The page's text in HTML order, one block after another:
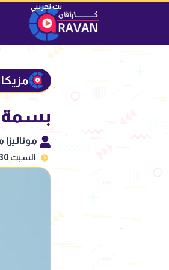
مزيكا
بسمة
السبت 30/مايو/2026 - 07:43 م